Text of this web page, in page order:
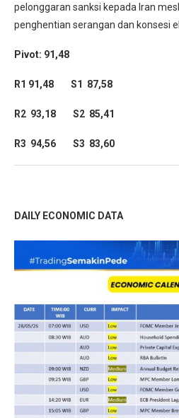
pelonggaran sanksi kepada Iran
penghentian serangan dan konsesi
Pivot: 91,48
R1 91,48 S1 87,58
R2 93,18 S2 85,41
R3 94,56 S3 83,60
DAILY ECONOMIC DATA